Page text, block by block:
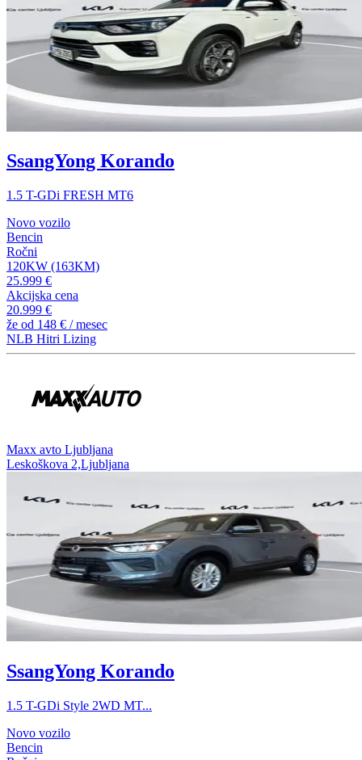
SsangYong Korando
1.5 T-GDi FRESH MT6
Novo vozilo
Bencin
Ročni
120KW (163KM)
25.999 €
Akcijska cena
20.999 €
že od 148 € / mesec
NLB Hitri Lizing
⁠Maxx avto Ljubljana
Leskoškova 2,Ljubljana
SsangYong Korando
1.5 T-GDi Style 2WD MT...
Novo vozilo
Bencin